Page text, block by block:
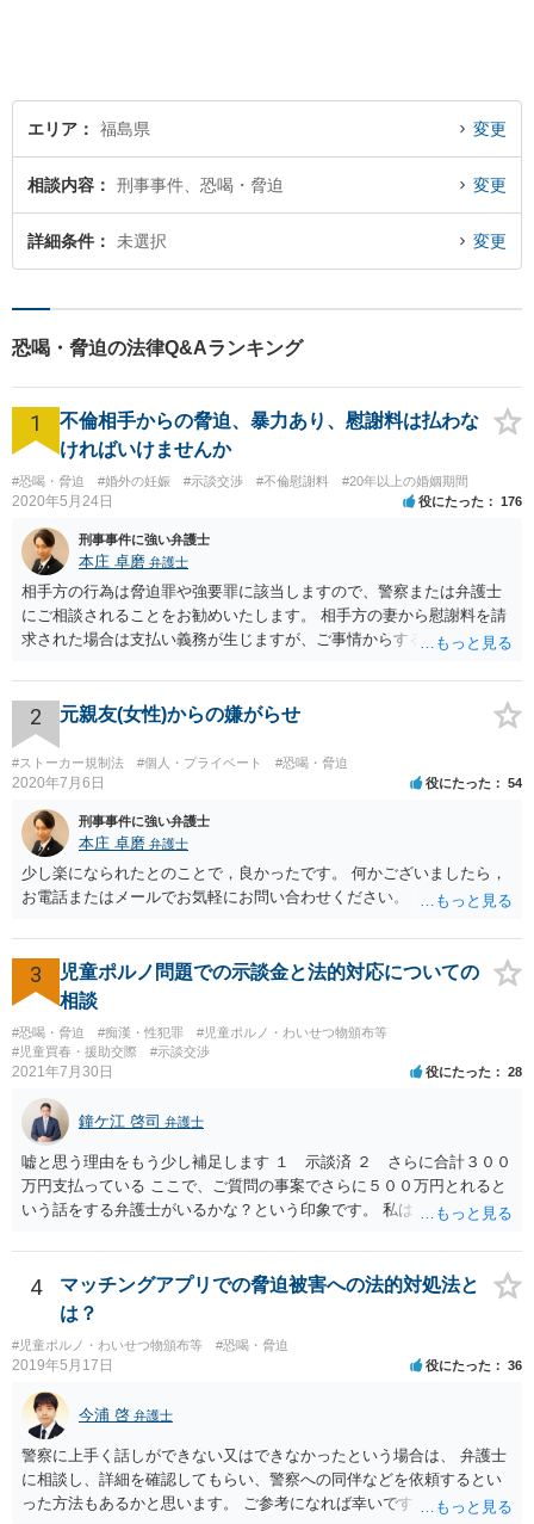
エリア 福島県 変更
相談内容 刑事事件、恐喝・脅迫 変更
詳細条件 未選択 変更
恐喝・脅迫の法律Q&Aランキング
1
不倫相手からの脅迫、暴力あり、慰謝料は払わな
ければいけませんか
#恐喝・脅迫 #婚外の妊娠 #示談交渉 #不倫慰謝料 #20年以上の婚姻期間
2020年5月24日 役にたった 176
刑事事件に強い弁護士
本庄 卓磨 弁護士
相手方の行為は脅迫罪や強要罪に該当しますので、警察または弁護士
にご相談されることをお勧めいたします。 相手方の妻から慰謝料を請
求された場合は支払い義務が生じますが、ご事情からすると減額交渉
2 元親友(女性)からの嫌がらせ
#ストーカー規制法 #個人・プライベート #恐喝・脅迫
2020年7月6日 役にたった 54
刑事事件に強い弁護士
本庄 卓磨 弁護士
少し楽になられたとのことで，良かったです。 何かございましたら，
お電話またはメールでお気軽にお問い合わせください。
3
児童ポルノ問題での示談金と法的対応についての
相談
#恐喝・脅迫 #痴漢・性犯罪
#児童ポルノ・わいせつ物頒布等
#児童買春・援助交際
#示談交渉
2021年7月30日 役にたった 28
鐘ケ江 啓司 弁護士
嘘と思う理由をもう少し補足します １ 示談済 ２ さらに合計３００
万円支払っている ここで、ご質問の事案でさらに５００万円とれると
いう話をする弁護士がいるかな？という印象です。 私は、そもそも保
校１年生というのも自称ですよね。
4
マッチングアプリでの脅迫被害への法的対処法と
は？
#児童ポルノ・わいせつ物頒布等 #恐喝・脅迫
2019年5月17日 役にたった 36
今浦 啓 弁護士
警察に上手く話しができない又はできなかったという場合は、 弁護士
に相談し、詳細を確認してもらい、警察への同伴などを依頼するとい
った方法もあるかと思います。 ご参考になれば幸いです。